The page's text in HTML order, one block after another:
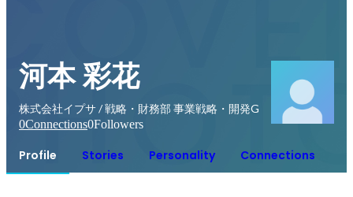
河本 彩花
株式会社イプサ / 戦略・財務部 事業戦略・開発G
0Connections0Followers
Profile Stories Personality Connections